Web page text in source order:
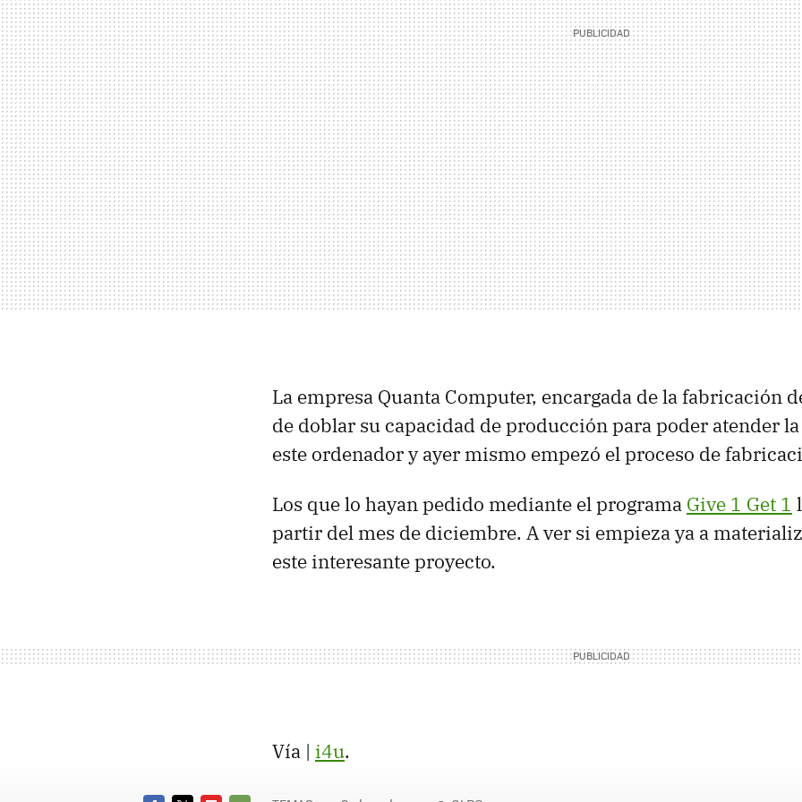
La empresa Quanta Computer, encargada de la fabricación
de doblar su capacidad de producción para poder atender
este ordenador y ayer mismo empezó el proceso de
Los que lo hayan pedido mediante el programa Give 1 Get 1
partir del mes de diciembre. A ver si empieza ya a
este interesante proyecto.
Vía | i4u.